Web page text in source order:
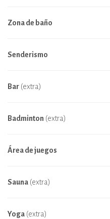
Zona de baño
Senderismo
Bar (extra)
Badminton (extra)
Área de juegos
Sauna (extra)
Yoga (extra)